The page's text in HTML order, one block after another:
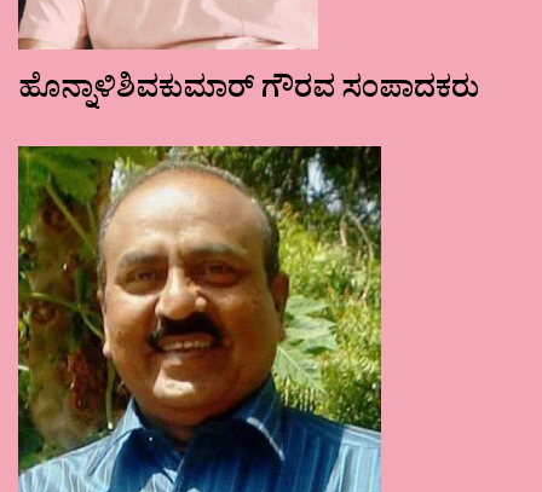
ಹೊನ್ನಾಳಿಶಿವಕುಮಾರ್ ಗೌರವ ಸಂಪಾದಕರು